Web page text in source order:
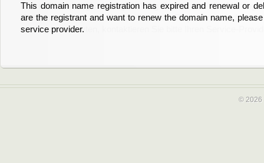
This domain name registration has expired and renewal or
are the registrant and want to renew the domain name,
service provider.
Diese Domainregistrierung ist abgelaufen und die
Domain stehen an. Wenn Sie der Registrant sind und
verlängern möchten, kontaktieren Sie bitte Ihren Service-
© 2026